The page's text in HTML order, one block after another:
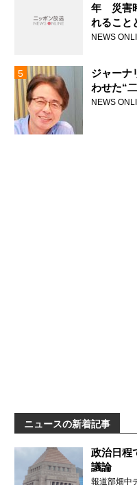
年 災害
れること
NEWS
ジャーナ
わせた“
NEWS
ニュースの新着記事
政治日程
議論
報道部畑中